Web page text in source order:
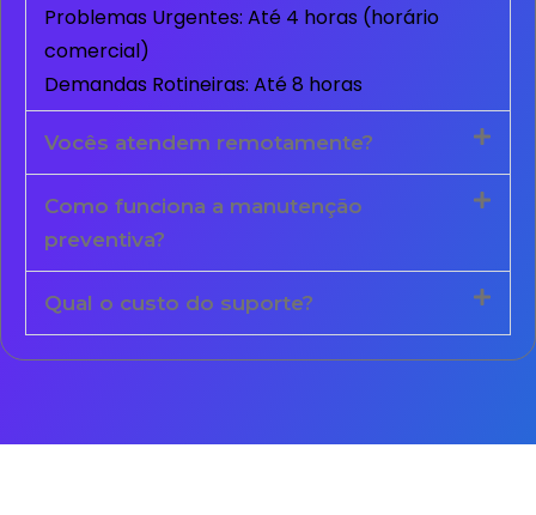
Problemas Urgentes: Até 4 horas (horário
comercial)
Demandas Rotineiras: Até 8 horas
Vocês atendem remotamente?
Como funciona a manutenção
preventiva?
Qual o custo do suporte?